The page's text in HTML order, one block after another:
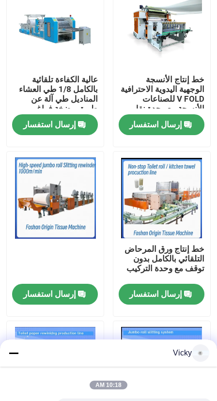
المنزل
جولة في المصنع
اتصل بنا
أخبار
اطلب اقتباس
VR
خط إنتاج الأنسجة
الوجهية اليدوية الاحترافية
V FOLD للصناعات
الأنسجة مع وحدة نقل
تلقائي
إرسال استفسار
عالية الكفاءة تلقائية
بالكامل 1/8 طي العشاء
المناديل طي آلة عن
طريق مضخة فراغ
إرسال استفسار
خط إنتاج ورق المرحاض
التلقائي بالكامل بدون
توقف مع وحدة التركيب
إرسال استفسار إرسال استفسار
Vicky
10:18 AM